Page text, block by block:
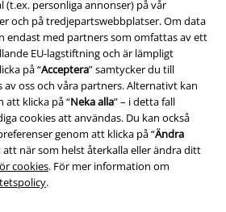
(t.ex. personliga annonser) på vår
och på tredjepartswebbplatser. Om data
endast med partners som omfattas av ett
EU-lagstiftning och är lämpligt
på “Acceptera” samtycker du till
oss och våra partners. Alternativt kan
att klicka på “Neka alla” – i detta fall
cookies att användas. Du kan också
genom att klicka på “Ändra
att när som helst återkalla eller ändra ditt
cookies. För mer information om
.